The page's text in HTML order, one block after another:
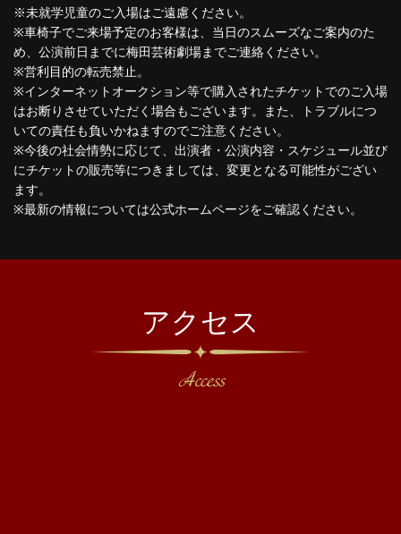
※未就学児童のご入場はご遠慮ください。
※車椅子でご来場予定のお客様は、当日のスムーズなご案内のた
め、公演前日までに梅田芸術劇場までご連絡ください。
※営利目的の転売禁止。
※インターネットオークション等で購入されたチケットでのご入場
はお断りさせていただく場合もございます。また、トラブルにつ
いての責任も負いかねますのでご注意ください。
※今後の社会情勢に応じて、出演者・公演内容・スケジュール並び
にチケットの販売等につきましては、変更となる可能性がござい
ます。
※最新の情報については公式ホームページをご確認ください。
アクセス